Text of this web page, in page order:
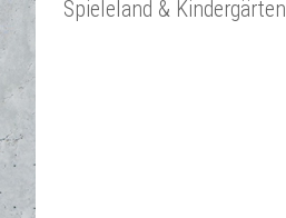
Spieleland & Kindergärten